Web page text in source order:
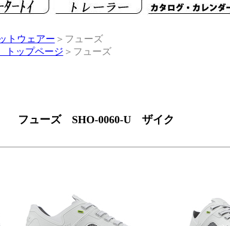
トウェアー ＞フューズ
ップページ ＞フューズ
フューズ SHO-0060-U ザイク